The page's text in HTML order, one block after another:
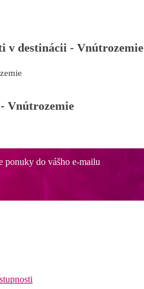
v destinácii - Vnútrozemie
Vnútrozemie
ponuky do vášho e-mailu